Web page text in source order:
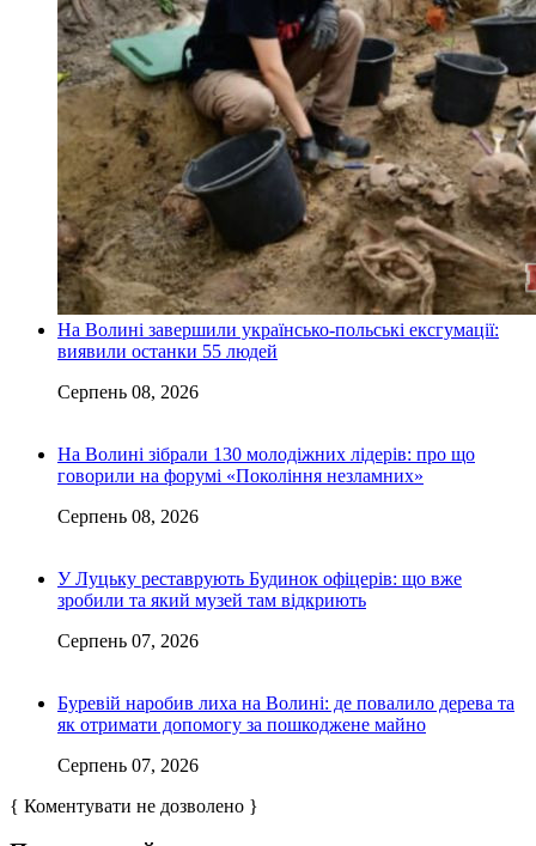
На Волині завершили українсько-польські ексгумації:
виявили останки 55 людей
Серпень 08, 2026
На Волині зібрали 130 молодіжних лідерів: про що
говорили на форумі «Покоління незламних»
Серпень 08, 2026
У Луцьку реставрують Будинок офіцерів: що вже
зробили та який музей там відкриють
Серпень 07, 2026
Буревій наробив лиха на Волині: де повалило дерева та
як отримати допомогу за пошкоджене майно
Серпень 07, 2026
{ Коментувати не дозволено }